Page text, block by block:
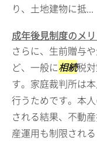
り、土地建物に抵...
成年後見制度のメ
さらに、生前贈与
ど、一般に相続税
す。家庭裁判所は
行うためです。本
される結果、不動
産運用も制限され